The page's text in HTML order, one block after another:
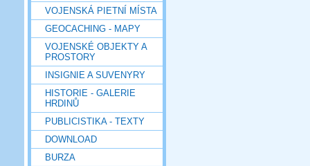
VOJENSKÁ PIETNÍ MÍSTA
GEOCACHING - MAPY
VOJENSKÉ OBJEKTY A
PROSTORY
INSIGNIE A SUVENYRY
HISTORIE - GALERIE
HRDINŮ
PUBLICISTIKA - TEXTY
DOWNLOAD
BURZA